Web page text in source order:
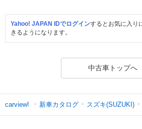
Yahoo! JAPAN IDでログインするとお気に入り
きるようになります。
中古車トップへ
carview! 新車カタログ スズキ(SUZUKI)